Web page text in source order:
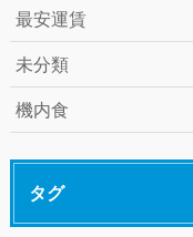
最安運賃
未分類
機内食
タグ